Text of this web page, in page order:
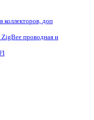
коллекторов, доп
проводная и